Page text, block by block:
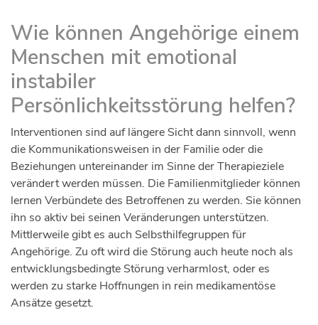
Wie können Angehörige einem
Menschen mit emotional
instabiler
Persönlichkeitsstörung helfen?
Interventionen sind auf längere Sicht dann sinnvoll, wenn
die Kommunikationsweisen in der Familie oder die
Beziehungen untereinander im Sinne der Therapieziele
verändert werden müssen. Die Familienmitglieder können
lernen Verbündete des Betroffenen zu werden. Sie können
ihn so aktiv bei seinen Veränderungen unterstützen.
Mittlerweile gibt es auch Selbsthilfegruppen für
Angehörige. Zu oft wird die Störung auch heute noch als
entwicklungsbedingte Störung verharmlost, oder es
werden zu starke Hoffnungen in rein medikamentöse
Ansätze gesetzt.